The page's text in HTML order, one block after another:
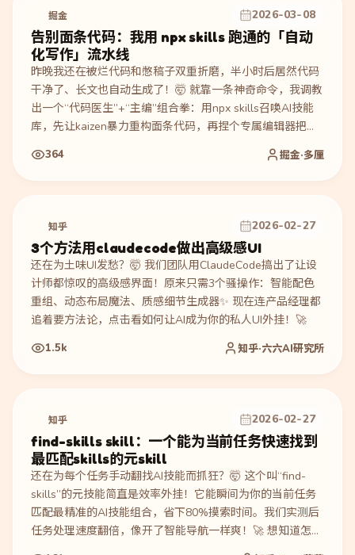
context window / 8000 字符预算、95 个 gws skills 导致的
索引稀释，并测试 hook 检索注入：daemon 能返回正确
gws-gmail 片段，模型也能复述注入文本，但仍继续走错误
路径。产物是可复现的 failure trace、预算计算和 wrapper-
authority 根因；验证来自命令轨迹、context inspector
token 读数、hook daemon/curl 输出和多轮复测。适合参考
如何评估 find-skill / skill routing 的真实召回问题。
掘金 2026-03-08
告别面条代码：我用 npx skills 跑通的「自动
化写作」流水线
昨晚我还在被烂代码和憋稿子双重折磨，半小时后居然代码
干净了、长文也自动生成了！🤯 就靠一条神奇命令，我调教
出一个“代码医生”+“主编”组合拳：用npx skills召唤AI技能
库，先让kaizen暴力重构面条代码，再捏个专属编辑器把过
程变成精致长文。现在写技术博客就像点外卖一样简单，这
套自动化流水线真的爽飞了！🚀
364 掘金·多厘
知乎 2026-02-27
3个方法用claudecode做出高级感UI
还在为土味UI发愁？🤯 我们团队用ClaudeCode搞出了让设
计师都惊叹的高级感界面！原来只需3个骚操作：智能配色
重组、动态布局魔法、质感细节生成器✨ 现在连产品经理都
追着要方法论，点击看如何让AI成为你的私人UI外挂！🚀
1.5k 知乎·六六AI研究所
知乎 2026-02-27
find-skills skill：一个能为当前任务快速找到
最匹配skills的元skill
还在为每个任务手动翻找AI技能而抓狂？🤯 这个叫“find-
skills”的元技能简直是效率外挂！它能瞬间为你的当前任务
匹配最精准的AI技能组合，省下80%摸索时间。我们实测后
任务处理速度翻倍，像开了智能导航一样爽！🚀 想知道怎么